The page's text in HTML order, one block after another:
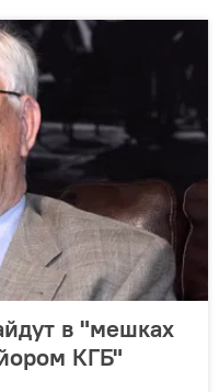
в "мешках
КГБ"